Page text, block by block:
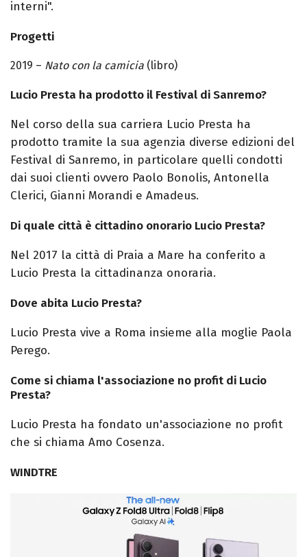
interni".
Progetti
2019 – Nato con la camicia (libro)
Lucio Presta ha prodotto il Festival di Sanremo?
Nel corso della sua carriera Lucio Presta ha
prodotto tramite la sua agenzia diverse edizioni del
Festival di Sanremo, in particolare quelli condotti
dai suoi clienti ovvero Paolo Bonolis, Antonella
Clerici, Gianni Morandi e Amadeus.
Di quale città è cittadino onorario Lucio Presta?
Nel 2017 la città di Praia a Mare ha conferito a
Lucio Presta la cittadinanza onoraria.
Dove abita Lucio Presta?
Lucio Presta vive a Roma insieme alla moglie Paola
Perego.
Come si chiama l'associazione no profit di Lucio
Presta?
Lucio Presta ha fondato un'associazione no profit
che si chiama Amo Cosenza.
WINDTRE